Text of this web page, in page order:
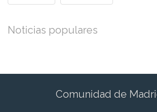
Noticias populares
Comunidad de